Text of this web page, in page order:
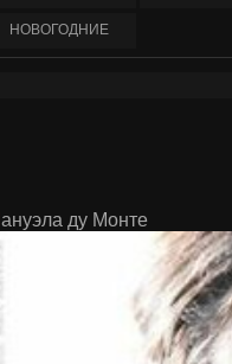
НОВОГОДНИЕ
Мануэла ду Монте